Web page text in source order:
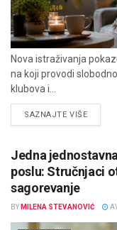
Nova istraživanja
na koji provodi
klubova i...
SAZNAJTE VIŠEDETAILS
Jedna
poslu: Stručnjaci
sagorevanje
BY MILENA STEVANOVIĆ